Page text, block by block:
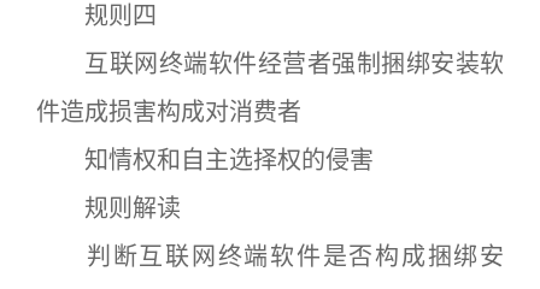
规则四
互联网终端软件经营者强制捆绑安装软
件造成损害构成对消费者
知情权和自主选择权的侵害
规则解读
判断互联网终端软件是否构成捆绑安